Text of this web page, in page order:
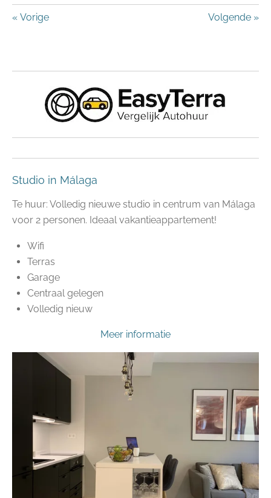
« Vorige Volgende »
Studio in Málaga
Te huur: Volledig nieuwe studio in centrum van Málaga
voor 2 personen. Ideaal vakantieappartement!
Wifi
Terras
Garage
Centraal gelegen
Volledig nieuw
Meer informatie